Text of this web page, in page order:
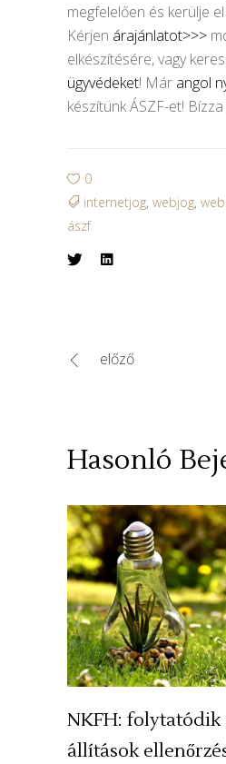
megfelelően és kerülje
Kérjen árajánlatot>>>
elkészítésére, vagy
ügyvédeket! Már angol
készítünk ÁSZF-et!
0
internetjog, webjog,
ászf
előző
Hasonló
NKFH: folytatódik
állítások